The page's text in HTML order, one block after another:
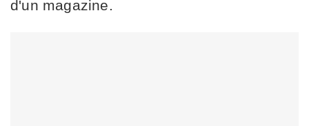
d'un magazine.